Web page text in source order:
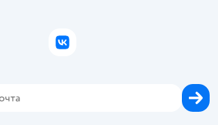
использования файлов cookie
Бонусные карты
ВКонтакте